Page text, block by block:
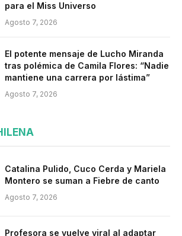
para el Miss Universo
Agosto 7, 2026
El potente mensaje de Lucho Miranda
tras polémica de Camila Flores: “Nadie
mantiene una carrera por lástima”
Agosto 7, 2026
Catalina Pulido, Cuco Cerda y Mariela
Montero se suman a Fiebre de canto
Agosto 7, 2026
Profesora se vuelve viral al adaptar